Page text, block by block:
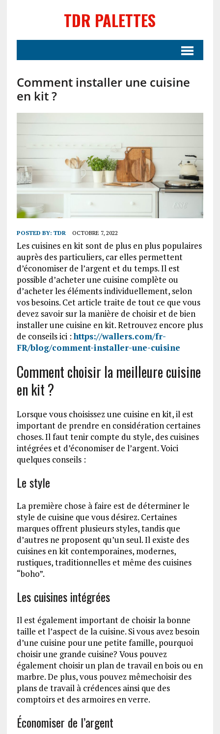
TDR PALETTES
Comment installer une cuisine
en kit ?
POSTED BY: TDR OCTOBRE 7, 2022
Les cuisines en kit sont de plus en plus populaires
auprès des particuliers, car elles permettent
d’économiser de l’argent et du temps. Il est
possible d’acheter une cuisine complète ou
d’acheter les éléments individuellement, selon
vos besoins. Cet article traite de tout ce que vous
devez savoir sur la manière de choisir et de bien
installer une cuisine en kit. Retrouvez encore plus
de conseils ici :https://wallers.com/fr-
FR/blog/comment-installer-une-cuisine
Comment choisir la meilleure cuisine
en kit ?
Lorsque vous choisissez une cuisine en kit, il est
important de prendre en considération certaines
choses. Il faut tenir compte du style, des cuisines
intégrées et d’économiser de l’argent. Voici
quelques conseils :
Le style
La première chose à faire est de déterminer le
style de cuisine que vous désirez. Certaines
marques offrent plusieurs styles, tandis que
d’autres ne proposent qu’un seul. Il existe des
cuisines en kit contemporaines, modernes,
rustiques, traditionnelles et même des cuisines
“boho”.
Les cuisines intégrées
Il est également important de choisir la bonne
taille et l’aspect de la cuisine. Si vous avez besoin
d’une cuisine pour une petite famille, pourquoi
choisir une grande cuisine? Vous pouvez
également choisir un plan de travail en bois ou en
marbre. De plus, vous pouvez mêmechoisir des
plans de travail à crédences ainsi que des
comptoirs et des armoires en verre.
Économiser de l’argent